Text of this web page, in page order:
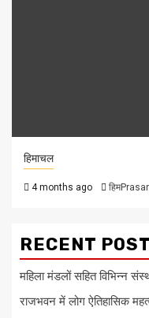
हिमाचल
4 months ago
RECENT
महिला मंडलों सहित विभिन्न
राजभवन में लोग ऐतिहासिक